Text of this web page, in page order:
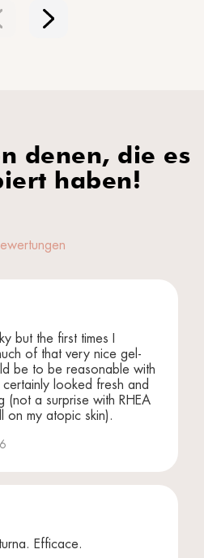
denen, die es
haben!
but the first times I
of that very nice gel-
be to be reasonable with
looked fresh and
(not a surprise with RHEA
on my atopic skin).
Efficace.